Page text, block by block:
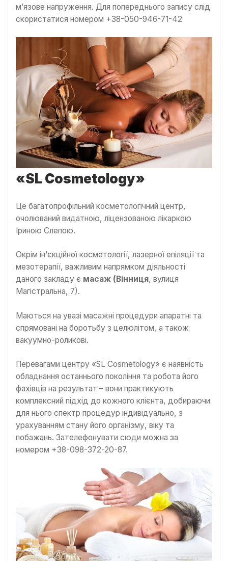
м’язове напруження. Для попереднього запису слід
скористатися номером +38-050-946-71-42
«SL Cosmetology»
Це багатопрофільний косметологічний центр,
очолюваний видатною, ліцензованою лікаркою
Іриною Слепою.
Окрім ін’єкційної косметології, лазерної епіляції та
мезотерапії, важливим напрямком діяльності
даного закладу є масаж (Вінниця, вулиця
Магістральна, 7).
Маються на увазі масажні процедури апаратні та
спрямовані на боротьбу з целюлітом, а також
вакуумно-роликові.
Перевагами центру «SL Cosmetology» є наявність
обладнання останнього покоління та робота його
фахівців на результат – вони практикують
комплексний підхід до кожного клієнта, добираючи
для нього спектр процедур індивідуально, з
урахуванням стану його організму, віку та
побажань. Зателефонувати сюди можна за
номером +38-098-372-20-87.